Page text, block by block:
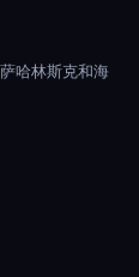
哈林斯克和海